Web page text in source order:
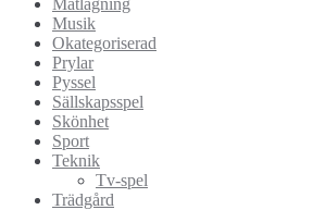
Musik
Okategoriserad
Prylar
Pyssel
Sällskapsspel
Skönhet
Sport
Teknik
Tv-spel
Trädgård